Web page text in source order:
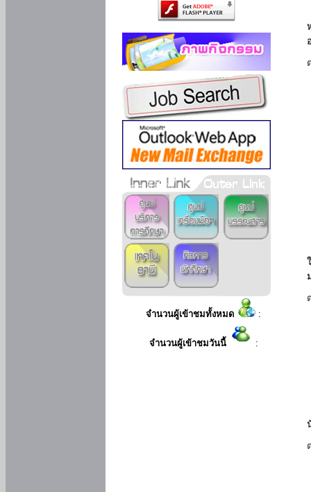
จำนวนผู้เข้าชมทั้งหมด :
จำนวนผู้เข้าชมวันนี้ :